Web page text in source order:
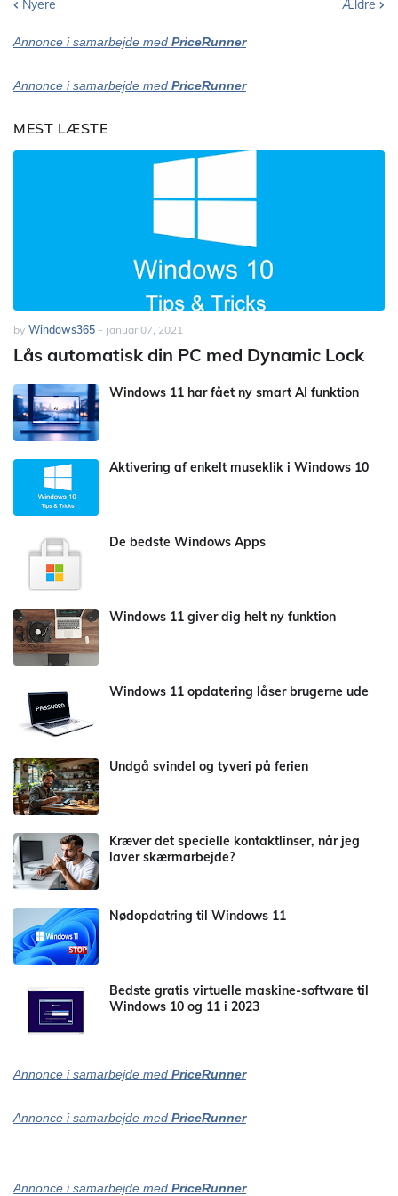
Nyere Ældre
Annonce i samarbejde med PriceRunner
Annonce i samarbejde med PriceRunner
MEST LÆSTE
by Windows365 - januar 07, 2021
Lås automatisk din PC med Dynamic Lock
Windows 11 har fået ny smart AI funktion
Aktivering af enkelt museklik i Windows 10
De bedste Windows Apps
Windows 11 giver dig helt ny funktion
Windows 11 opdatering låser brugerne ude
Undgå svindel og tyveri på ferien
Kræver det specielle kontaktlinser, når jeg
laver skærmarbejde?
Nødopdatring til Windows 11
Bedste gratis virtuelle maskine-software til
Windows 10 og 11 i 2023
Annonce i samarbejde med PriceRunner
Annonce i samarbejde med PriceRunner
Annonce i samarbejde med PriceRunner